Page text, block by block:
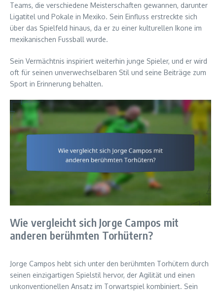
Teams, die verschiedene Meisterschaften gewannen, darunter
Ligatitel und Pokale in Mexiko. Sein Einfluss erstreckte sich
über das Spielfeld hinaus, da er zu einer kulturellen Ikone im
mexikanischen Fussball wurde.
Sein Vermächtnis inspiriert weiterhin junge Spieler, und er wird
oft für seinen unverwechselbaren Stil und seine Beiträge zum
Sport in Erinnerung behalten.
Wie vergleicht sich Jorge Campos mit
anderen berühmten Torhütern?
Jorge Campos hebt sich unter den berühmten Torhütern durch
seinen einzigartigen Spielstil hervor, der Agilität und einen
unkonventionellen Ansatz im Torwartspiel kombiniert. Sein